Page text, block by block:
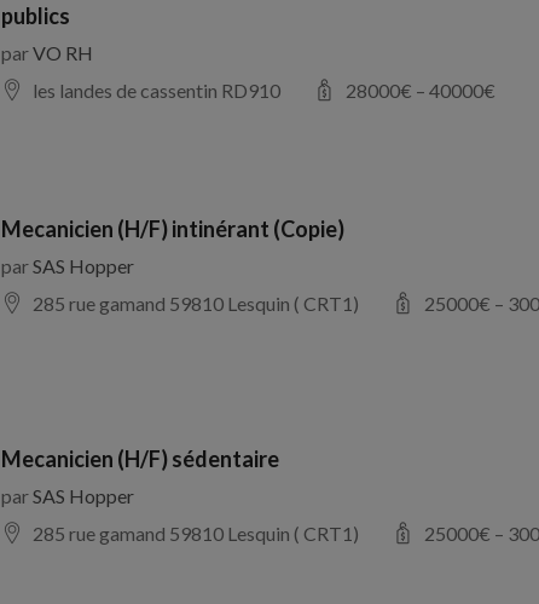
publics
parVO RH
les landes de cassentin RD910
28000€ – 40000€
Mecanicien (H/F) intinérant (Copie)
parSAS Hopper
285 rue gamand 59810 Lesquin ( CRT1)
25000€ –
Mecanicien (H/F) sédentaire
parSAS Hopper
285 rue gamand 59810 Lesquin ( CRT1)
25000€ –